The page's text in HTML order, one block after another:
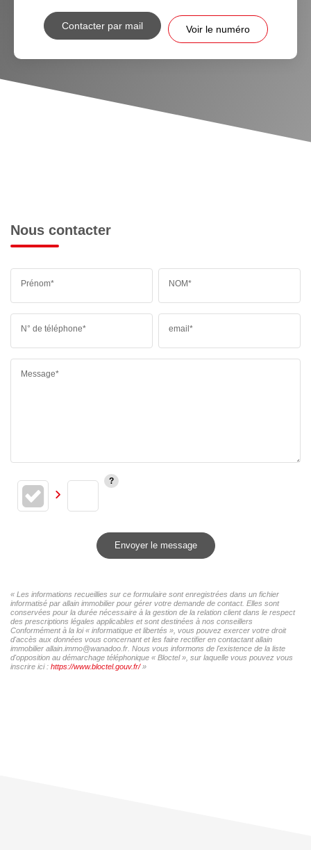
Contacter par mail Voir le numéro
Nous contacter
Prénom* NOM*
N° de téléphone* email*
Message*
Envoyer le message
« Les informations recueillies sur ce formulaire sont enregistrées dans un fichier
informatisé par allain immobilier pour gérer votre demande de contact. Elles sont
conservées pour la durée nécessaire à la gestion de la relation client dans le respect
des prescriptions légales applicables et sont destinées à nos conseillers
Conformément à la loi « informatique et libertés », vous pouvez exercer votre droit
d'accès aux données vous concernant et les faire rectifier en contactant allain
immobilier allain.immo@wanadoo.fr. Nous vous informons de l'existence de la liste
d'opposition au démarchage téléphonique « Bloctel », sur laquelle vous pouvez vous
inscrire ici : https://www.bloctel.gouv.fr/»